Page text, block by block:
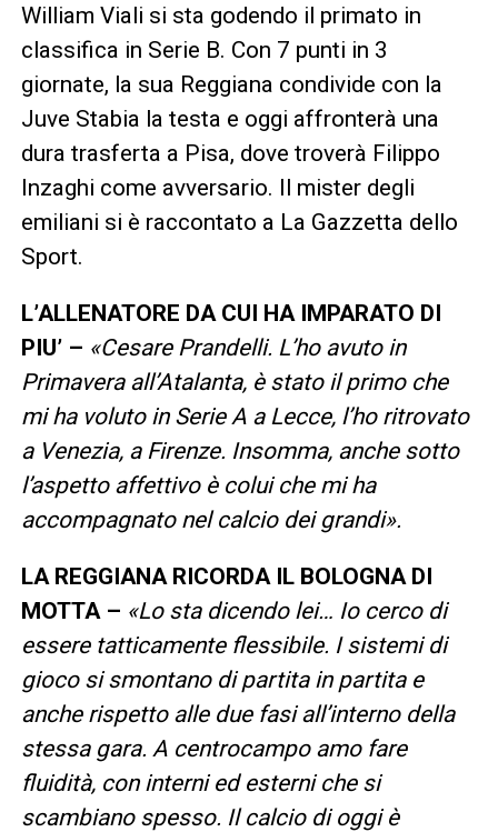
William Viali si sta godendo il primato in
classifica in Serie B. Con 7 punti in 3
giornate, la sua Reggiana condivide con la
Juve Stabia la testa e oggi affronterà una
dura trasferta a Pisa, dove troverà Filippo
Inzaghi come avversario. Il mister degli
emiliani si è raccontato a La Gazzetta dello
Sport.
L’ALLENATORE DA CUI HA IMPARATO DI
PIU’ – «Cesare Prandelli. L’ho avuto in
Primavera all’Atalanta, è stato il primo che
mi ha voluto in Serie A a Lecce, l’ho ritrovato
a Venezia, a Firenze. Insomma, anche sotto
l’aspetto affettivo è colui che mi ha
accompagnato nel calcio dei grandi».
LA REGGIANA RICORDA IL BOLOGNA DI
MOTTA – «Lo sta dicendo lei… Io cerco di
essere tatticamente flessibile. I sistemi di
gioco si smontano di partita in partita e
anche rispetto alle due fasi all’interno della
stessa gara. A centrocampo amo fare
fluidità, con interni ed esterni che si
scambiano spesso. Il calcio di oggi è